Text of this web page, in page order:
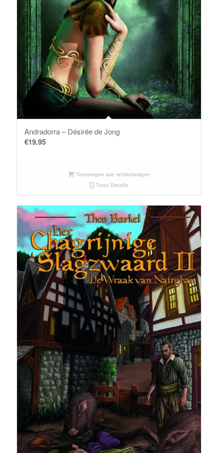
Andradorra – Désirée de Jong
€19.95
Toevoegen aan winkelwagen
Toon Details